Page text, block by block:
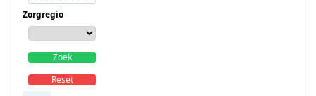
Zorgregio
Zoek
Reset